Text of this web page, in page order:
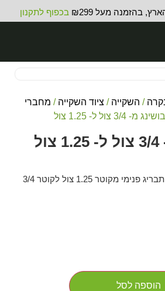
בהזמנה מעל ₪299 בכפוף לתקנון
/ השקייה / ציוד השקייה / מחברי
מ- 3/4 צול ל- 1.25 צול
אביזר תיאום להקטנת תבריג פנימי מקוטר 1.25 צול לקוטר 3/4
הוספה לסל